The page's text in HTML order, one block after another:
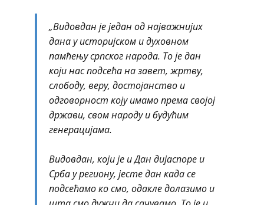
„Видовдан је један од најважнијих
дана у историјском и духовном
памћењу српског народа. То је дан
који нас подсећа на завет, жртву,
слободу, веру, достојанство и
одговорност коју имамо према својој
држави, свом народу и будућим
генерацијама.
Видовдан, који је и Дан дијаспоре и
Срба у региону, јесте дан када се
подсећамо ко смо, одакле долазимо и